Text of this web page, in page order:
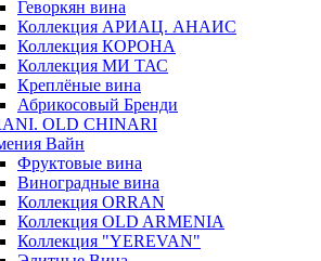
Геворкян вина
Коллекция АРИАЦ. АНАИС
Коллекция КОРОНА
Коллекция МИ ТАС
Креплёные вина
Абрикосовый Бренди
OLD CHINARI
Вайн
Фруктовые вина
Виноградные вина
Коллекция ORRAN
Коллекция OLD ARMENIA
Коллекция "YEREVAN"